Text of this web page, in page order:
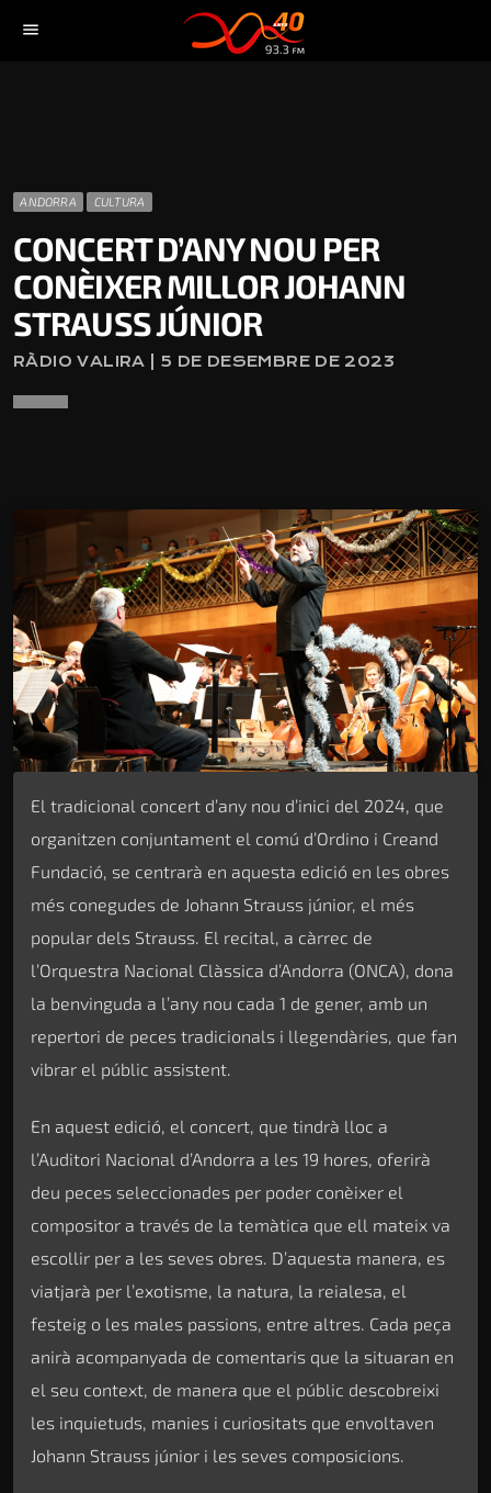
menu
ANDORRA CULTURA
CONCERT D’ANY NOU PER
CONÈIXER MILLOR JOHANN
STRAUSS JÚNIOR
RÀDIO VALIRA | 5 DE DESEMBRE DE 2023
El tradicional concert d’any nou d’inici del 2024, que
organitzen conjuntament el comú d’Ordino i Creand
Fundació, se centrarà en aquesta edició en les obres
més conegudes de Johann Strauss júnior, el més
popular dels Strauss. El recital, a càrrec de
l’Orquestra Nacional Clàssica d’Andorra (ONCA), dona
la benvinguda a l’any nou cada 1 de gener, amb un
repertori de peces tradicionals i llegendàries, que fan
vibrar el públic assistent.
En aquest edició, el concert, que tindrà lloc a
l’Auditori Nacional d’Andorra a les 19 hores, oferirà
deu peces seleccionades per poder conèixer el
compositor a través de la temàtica que ell mateix va
escollir per a les seves obres. D’aquesta manera, es
viatjarà per l’exotisme, la natura, la reialesa, el
festeig o les males passions, entre altres. Cada peça
anirà acompanyada de comentaris que la situaran en
el seu context, de manera que el públic descobreixi
les inquietuds, manies i curiositats que envoltaven
Johann Strauss júnior i les seves composicions.